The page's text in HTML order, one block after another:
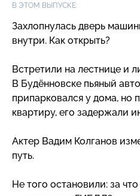
В ЭТОМ ВЫПУСКЕ:
Захлопнулась дверь
внутри. Как открыть?
Встретили на лестнице и
В Будённовске пьяный
припарковался у дома, но
квартиру, его задержали
Актер Вадим Колганов
путь.
Не того остановили: за